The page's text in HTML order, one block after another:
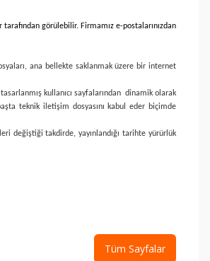
görülebilir. Firmamız e-postalarınızdan
ana bellekte saklanmak üzere bir internet
kullanıcı sayfalarından dinamik olarak
teknik iletişim dosyasını kabul eder biçimde
değiştiği takdirde, yayınlandığı tarihte yürürlük
Tüm Sayfalar